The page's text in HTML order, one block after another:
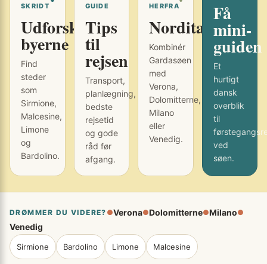
SKRIDT
Udforsk
byerne
Find
steder
som
Sirmione,
Malcesine,
Limone
og
Bardolino.
GUIDE
Tips
til
rejsen
Transport,
planlægning,
bedste
rejsetid
og gode
råd før
afgang.
HERFRA
Norditalien
Kombinér
Gardasøen
med
Verona,
Dolomitterne,
Milano
eller
Venedig.
Få
mini-
guiden
Et
hurtigt
dansk
overblik
til
ved
søen.
DRØMMER DU VIDERE? ●Verona●Dolomitterne●Milano●
Venedig
Sirmione Bardolino Limone Malcesine